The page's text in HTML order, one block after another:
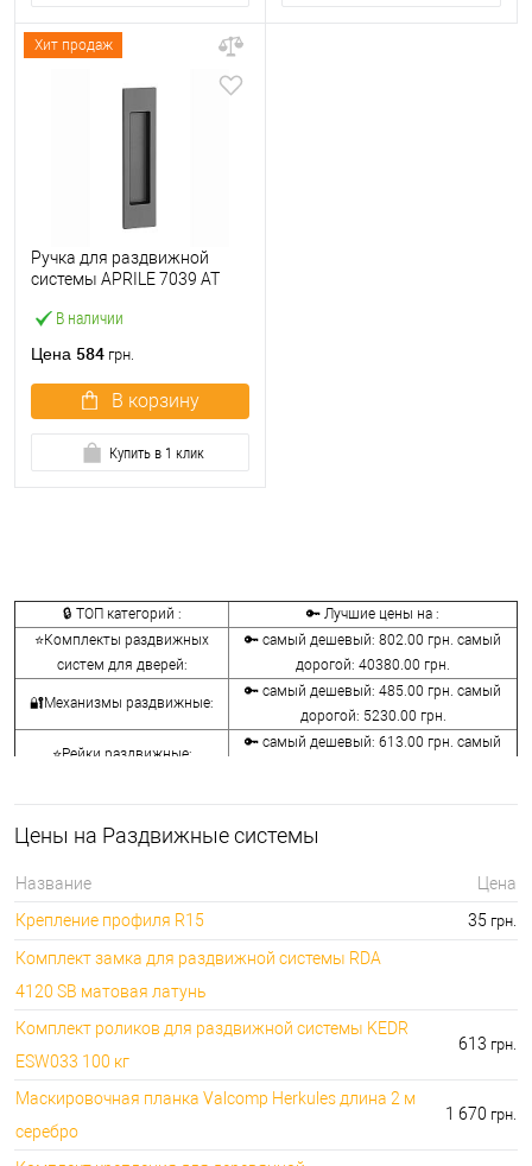
Хит продаж
В наличии
Ручка для раздвижной
системы APRILE 7039 AT
Цена 584 грн.
В корзину
Купить в 1 клик
🔒 ТОП категорий :
🔑 Лучшие цены на :
⭐Комплекты раздвижных
систем для дверей:
🔑 самый дешевый: 802.00 грн. самый
дорогой: 40380.00 грн.
🔐Механизмы раздвижные:
🔑 самый дешевый: 485.00 грн. самый
дорогой: 5230.00 грн.
⭐Рейки раздвижные:
🔑 самый дешевый: 613.00 грн. самый
🔐Ручки раздвижные:
⭐Замки для раздвижных
🔑 самый дешевый: 165.00 грн. самый
систем:
🔑 самый дешевый: 30.00 грн. самый
Цены на Раздвижные системы
Название
Цена
Крепление профиля R15
35 грн.
Комплект замка для раздвижной системы RDA
4120 SB матовая латунь
Комплект роликов для раздвижной системы KEDR
ESW033 100 кг
613 грн.
Маскировочная планка Valcomp Herkules длина 2 м
серебро
1 670 грн.